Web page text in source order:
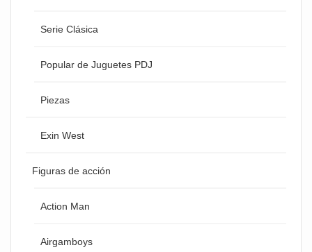
Serie Clásica
Popular de Juguetes PDJ
Piezas
Exin West
Figuras de acción
Action Man
Airgamboys